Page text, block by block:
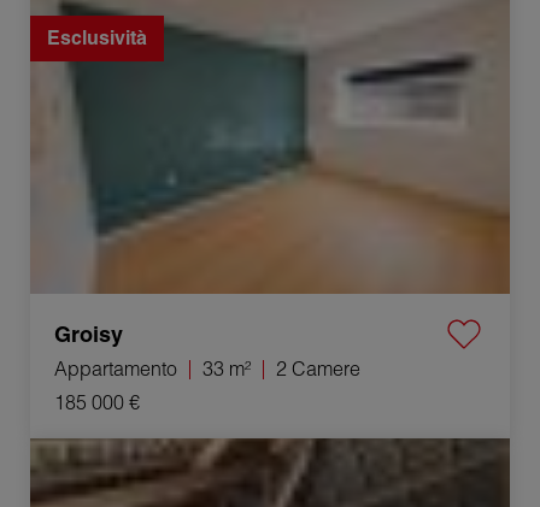
Esclusività
Groisy
Appartamento 33 m²
2 Camere
185 000 €
Vendita Casa Groisy 5 Camere 176 m²